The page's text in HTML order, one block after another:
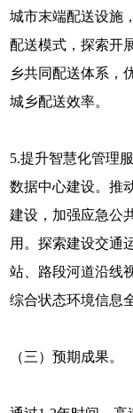
城市末端配送设施
配送模式，探索开
乡共同配送体系，
城乡配送效率。
5.提升智慧化管理
数据中心建设。推
建设，加强应急公
用。探索建设交通
站、路段河道沿线
综合状态环境信息
（三）预期成果。